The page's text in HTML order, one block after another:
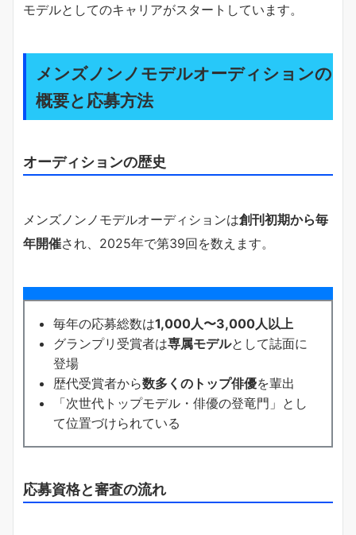
モデルとしてのキャリアがスタートしています。
メンズノンノモデルオーディションの
概要と応募方法
オーディションの歴史
メンズノンノモデルオーディションは創刊初期から毎
年開催され、2025年で第39回を数えます。
毎年の応募総数は1,000人〜3,000人以上
グランプリ受賞者は専属モデルとして誌面に
登場
歴代受賞者から数多くのトップ俳優を輩出
「次世代トップモデル・俳優の登竜門」とし
て位置づけられている
応募資格と審査の流れ